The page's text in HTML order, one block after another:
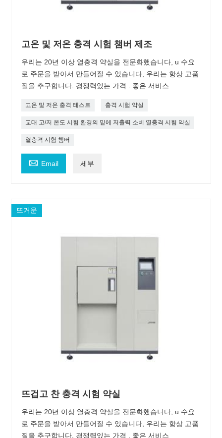
고온 및 저온 충격 시험 챔버 제조
우리는 20년 이상 열충격 약실을 전문화했습니다, u 수요
로 주문을 받아서 만들어질 수 있습니다, 우리는 항상 고품
질을 추구합니다. 경쟁력있는 가격 . 좋은 서비스
고온 및 저온 충격 테스트 충격 시험 약실
교대 고/저 온도 시험 환경의 밑에 저출력 소비 열충격 시험 약실
열충격 시험 챔버
 Email 세부
뜨거운
뜨겁고 찬 충격 시험 약실
우리는 20년 이상 열충격 약실을 전문화했습니다, u 수요
로 주문을 받아서 만들어질 수 있습니다, 우리는 항상 고품
질을 추구합니다. 경쟁력있는 가격 . 좋은 서비스